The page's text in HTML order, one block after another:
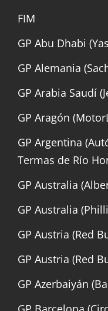
FIM
GP Abu Dhabi
GP Alemania
GP Arabia Saudí
GP Aragón
GP Argentina
Termas de Río
GP Australia
GP Australia
GP Austria (Red
GP Austria (Red
GP Azerbaiyán